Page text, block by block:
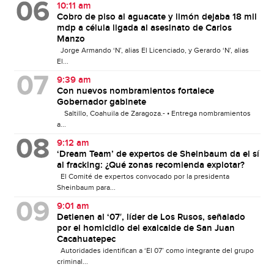
10:11 am
Cobro de piso al aguacate y limón dejaba 18 mil
mdp a célula ligada al asesinato de Carlos
Manzo
Jorge Armando ‘N’, alias El Licenciado, y Gerardo ‘N’, alias
El...
9:39 am
Con nuevos nombramientos fortalece
Gobernador gabinete
Saltillo, Coahuila de Zaragoza.- • Entrega nombramientos
a...
9:12 am
‘Dream Team’ de expertos de Sheinbaum da el sí
al fracking: ¿Qué zonas recomienda explotar?
El Comité de expertos convocado por la presidenta
Sheinbaum para...
9:01 am
Detienen al ‘07′, líder de Los Rusos, señalado
por el homicidio del exalcalde de San Juan
Cacahuatepec
Autoridades identifican a ‘El 07’ como integrante del grupo
criminal...